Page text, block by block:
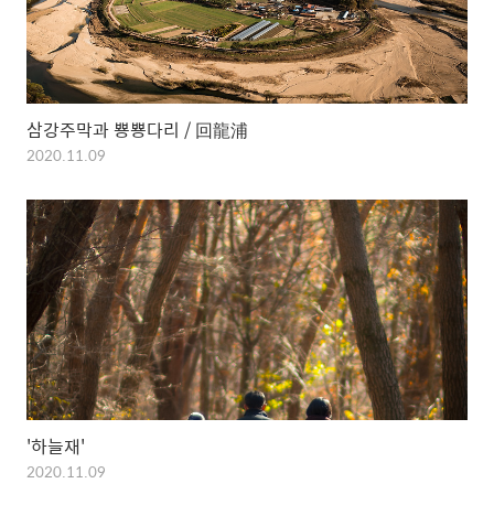
삼강주막과 뿅뿅다리 / 回龍浦
2020.11.09
'하늘재'
2020.11.09